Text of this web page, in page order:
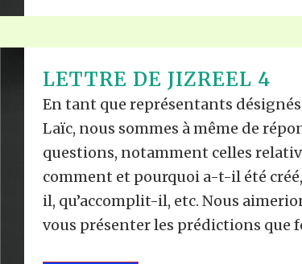
LETTRE DE JIZREEL 4
En tant que représentants
Laïc, nous sommes à même de
questions, notamment celles
comment et pourquoi a-t-il été
il, qu’accomplit-il, etc. Nous
vous présenter les prédictions que